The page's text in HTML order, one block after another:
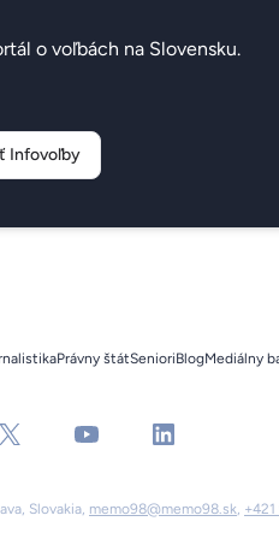
o voľbách na Slovensku.
Infovoľby
Právny štátSenioriBlogMediálny
x youtube linkedin
Slovakia, memo98@memo98.sk,